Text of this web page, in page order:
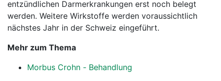
entzündlichen Darmerkrankungen erst noch belegt
werden. Weitere Wirkstoffe werden voraussichtlich
nächstes Jahr in der Schweiz eingeführt.
Mehr zum Thema
Morbus Crohn - Behandlung